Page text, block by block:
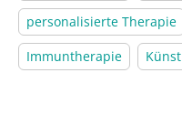
personalisierte Therapie
Immuntherapie